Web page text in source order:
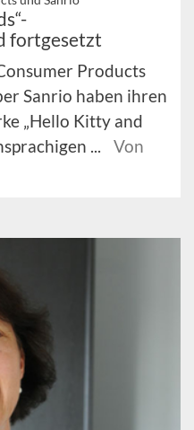
fortgesetzt
Products
Sanrio haben ihren
„Hello Kitty and
...
Von